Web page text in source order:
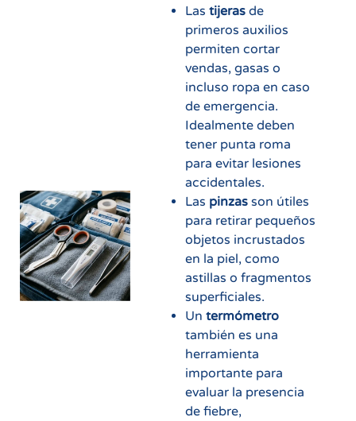
Las tijerasde
primeros auxilios
permiten cortar
vendas, gasas o
incluso ropa en caso
de emergencia.
Idealmente deben
tener punta roma
para evitar lesiones
accidentales.
Las pinzasson útiles
para retirar pequeños
objetos incrustados
en la piel, como
astillas o fragmentos
superficiales.
Un termómetro
también es una
herramienta
importante para
evaluar la presencia
de fiebre,